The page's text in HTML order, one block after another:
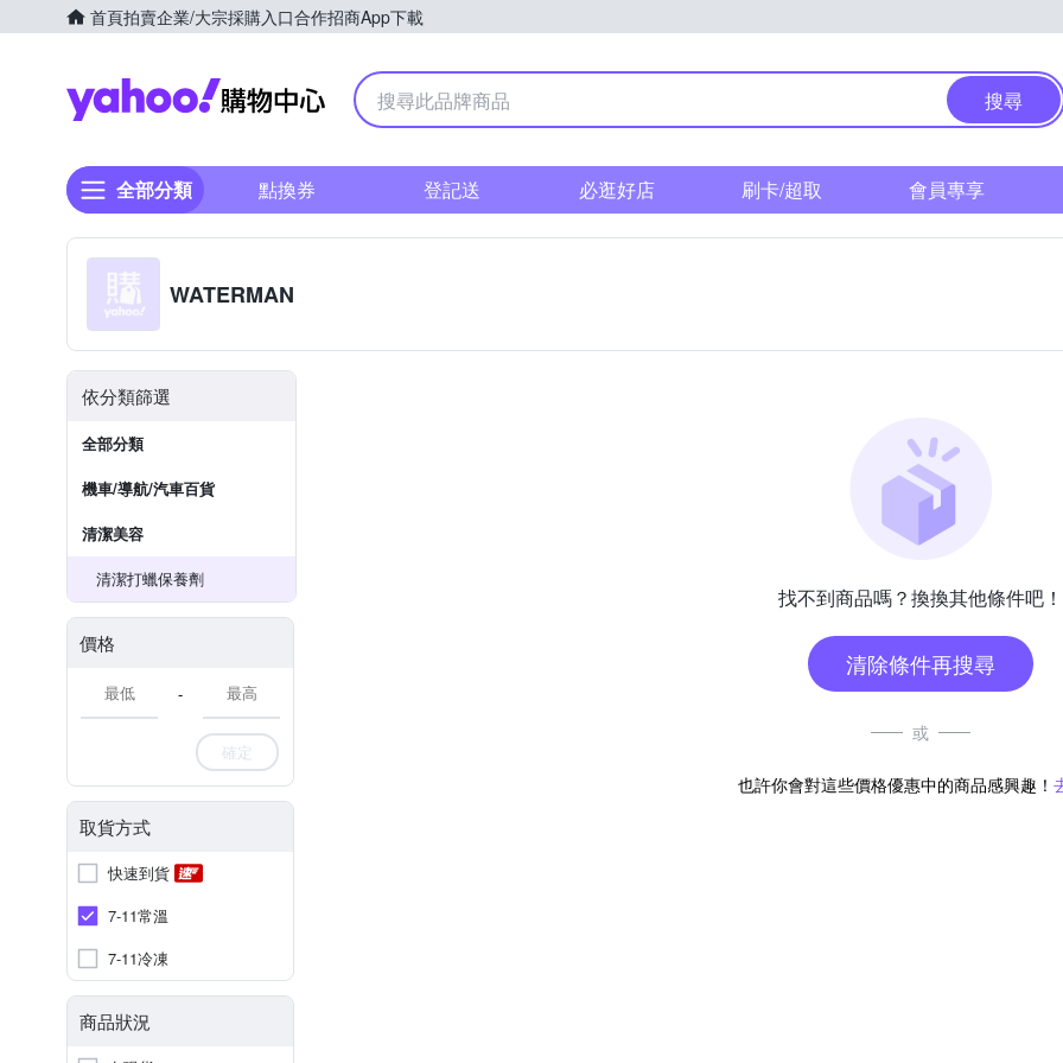
首頁拍賣企業/大宗採購入口合作招商App下載
Yahoo購物中心
搜尋
全部分類 點換券 登記送 必逛好店 刷卡/超取 會員專享
WATERMAN
依分類篩選
全部分類
機車/導航/汽車百貨
清潔美容
清潔打蠟保養劑
價格
-
確定
取貨方式
快速到貨
7-11常溫
7-11冷凍
商品狀況
找不到商品嗎？換換其他條件吧！
清除條件再搜尋
或
也許你會對這些價格優惠中的商品感興趣！